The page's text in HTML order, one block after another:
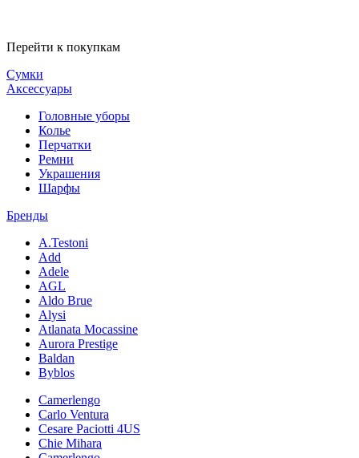
Перейти к покупкам
Сумки
Аксессуары
Головные уборы
Колье
Перчатки
Ремни
Украшения
Шарфы
Бренды
A.Testoni
Add
Adele
AGL
Aldo Brue
Alysi
Atlanata Mocassine
Aurora Prestige
Baldan
Byblos
Camerlengo
Carlo Ventura
Cesare Paciotti 4US
Chie Mihara